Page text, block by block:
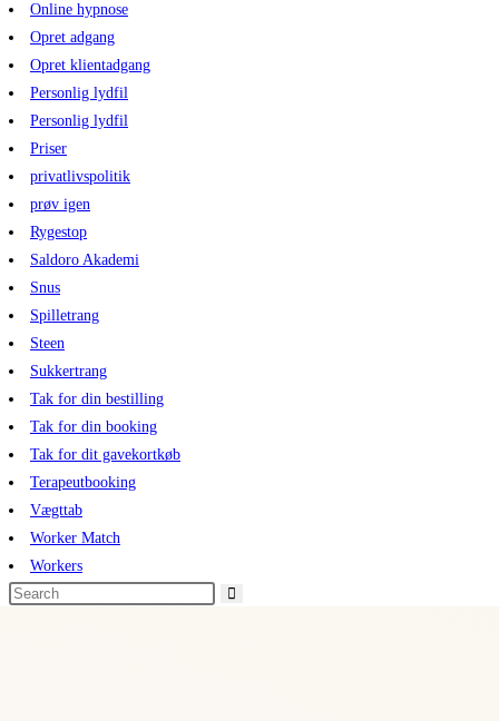
Online hypnose
Opret adgang
Opret klientadgang
Personlig lydfil
Personlig lydfil
Priser
privatlivspolitik
prøv igen
Rygestop
Saldoro Akademi
Snus
Spilletrang
Steen
Sukkertrang
Tak for din bestilling
Tak for din booking
Tak for dit gavekortkøb
Terapeutbooking
Vægttab
Worker Match
Workers